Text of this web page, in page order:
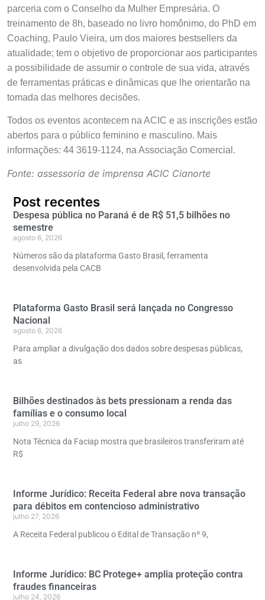
parceria com o Conselho da Mulher Empresária. O
treinamento de 8h, baseado no livro homônimo, do PhD em
Coaching, Paulo Vieira, um dos maiores bestsellers da
atualidade; tem o objetivo de proporcionar aos participantes
a possibilidade de assumir o controle de sua vida, através
de ferramentas práticas e dinâmicas que lhe orientarão na
tomada das melhores decisões.
Todos os eventos acontecem na ACIC e as inscrições estão
abertos para o público feminino e masculino. Mais
informações: 44 3619-1124, na Associação Comercial.
Fonte: assessoria de imprensa ACIC Cianorte
Post recentes
Despesa pública no Paraná é de R$ 51,5 bilhões no
semestre
agosto 6, 2026
Números são da plataforma Gasto Brasil, ferramenta
desenvolvida pela CACB
Plataforma Gasto Brasil será lançada no Congresso
Nacional
agosto 6, 2026
Para ampliar a divulgação dos dados sobre despesas públicas,
as
Bilhões destinados às bets pressionam a renda das
famílias e o consumo local
julho 29, 2026
Nota Técnica da Faciap mostra que brasileiros transferiram até
R$
Informe Jurídico: Receita Federal abre nova transação
para débitos em contencioso administrativo
julho 27, 2026
A Receita Federal publicou o Edital de Transação nº 9,
Informe Jurídico: BC Protege+ amplia proteção contra
fraudes financeiras
julho 24, 2026